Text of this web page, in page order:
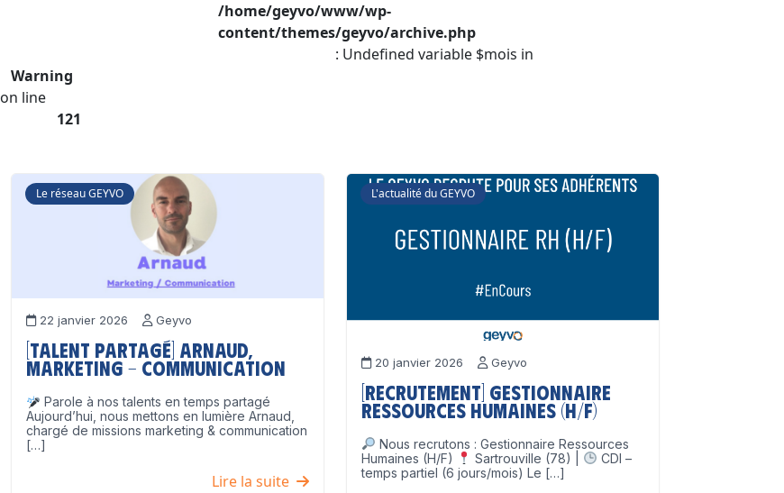
/home/geyvo/www/wp-
content/themes/geyvo/archive.php
Warning
: Undefined variable $mois in
on line
121
Le réseau GEYVO
22 janvier 2026 Geyvo
[Talent partagé] Arnaud,
Marketing – Communication
Parole à nos talents en temps partagé
Aujourd’hui, nous mettons en lumière Arnaud,
chargé de missions marketing & communication
[…]
Lire la suite
L'actualité du GEYVO
20 janvier 2026 Geyvo
[Recrutement] Gestionnaire
Ressources Humaines (H/F)
Nous recrutons : Gestionnaire Ressources
Humaines (H/F)
Sartrouville (78) |
CDI –
temps partiel (6 jours/mois) Le […]